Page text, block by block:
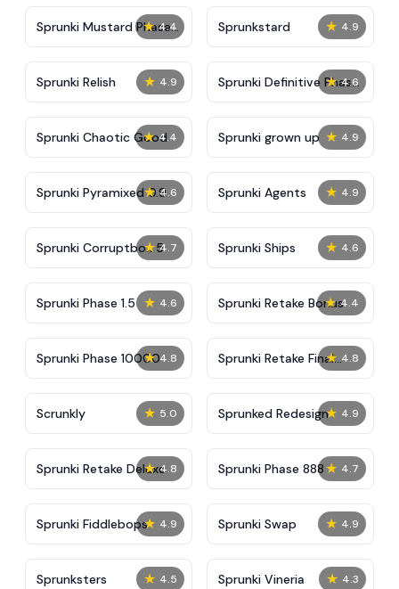
★ 4.4
Sprunki Mustard Phase
2
★ 4.9
Sprunkstard
★ 4.9
Sprunki Relish ★ 4.6
Sprunki Definitive Phase
7
★ 4.4
Sprunki Chaotic Good ★ 4.9
Sprunki grown up
★ 4.6
Sprunki Pyramixed 0.9 ★ 4.9
Sprunki Agents
★ 4.7
Sprunki Corruptbox 5 ★ 4.6
Sprunki Ships
★ 4.6
Sprunki Phase 1.5 ★ 4.4
Sprunki Retake Bonus
★ 4.8
Sprunki Phase 10000 ★ 4.8
Sprunki Retake Final
Update
★ 5.0
Scrunkly ★ 4.9
Sprunked Redesign
★ 4.8
Sprunki Retake Deluxe ★ 4.7
Sprunki Phase 888
★ 4.9
Sprunki Fiddlebops ★ 4.9
Sprunki Swap
★ 4.5
Sprunksters ★ 4.3
Sprunki Vineria